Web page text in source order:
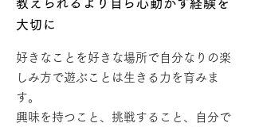
教えられるより自ら心動かす経験を
大切に
好きなことを好きな場所で自分なりの楽
しみ方で遊ぶことは生きる力を育みま
す。
興味を持つこと、挑戦すること、自分で